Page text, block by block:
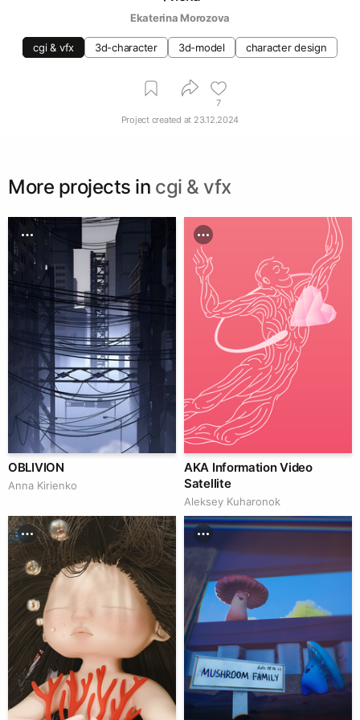
Ekaterina Morozova
cgi & vfx 3d-character 3d-model character design
7
Project created at 23.12.2024
More projects in cgi & vfx
OBLIVION
Anna Kirienko
AKA Information Video
Satellite
Aleksey Kuharonok